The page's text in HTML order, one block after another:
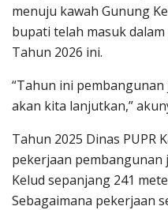
menuju kawah Gunung
bupati telah masuk
Tahun 2026 ini.
“Tahun ini
akan kita lanjutkan,”
Tahun 2025 Dinas PUPR
pekerjaan pembangunan
Kelud sepanjang 241
Sebagaimana pekerjaan